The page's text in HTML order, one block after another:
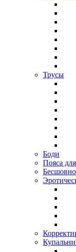
Трусы
Боди
Пояса